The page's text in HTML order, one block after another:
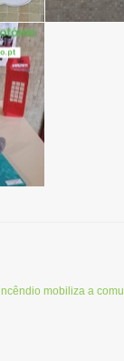
mobiliza a